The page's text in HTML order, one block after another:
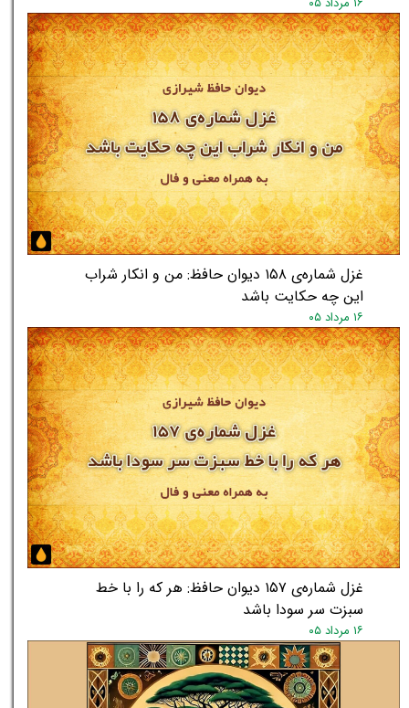
غزل شماره‌ی ۱۵۸ دیوان حافظ: من و انکار شراب
این چه حکایت باشد
۱۶ مرداد ۰۵
غزل شماره‌ی ۱۵۷ دیوان حافظ: هر که را با خط
سبزت سر سودا باشد
۱۶ مرداد ۰۵